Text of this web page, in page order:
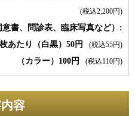
(税込2,200円)
意書、問診表、臨床写真など）:
あたり（白黒）50円
(税込55円)
（カラー）100円 (税込110円)
容